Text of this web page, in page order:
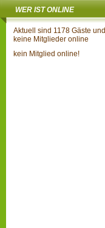
WER IST ONLINE
Aktuell sind 1178 Gäste und
keine Mitglieder online
kein Mitglied online!